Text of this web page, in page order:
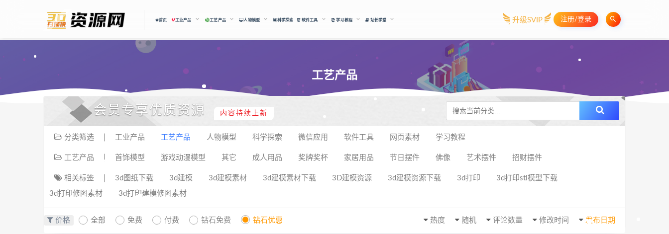
首页 工业产品 工艺产品 人物模型 科学探索 软件工具 学习教程 站长学堂 升级SVIP 注册/登录
工艺产品
会员专享优质资源 内容持续上新
分类筛选 工业产品 工艺产品 人物模型 科学探索 微信应用 软件工具 网页素材 学习教程
工艺产品 首饰模型 游戏动漫模型 其它 成人用品 奖牌奖杯 家居用品 节日摆件 佛像 艺术摆件 招财摆件
相关标签 3d图纸下载 3d建模 3d建模素材 3d建模素材下载 3D建模资源 3d建模资源下载 3d打印 3d打印stl模型下载
3d打印修图素材 3d打印建模修图素材
价格 全部 免费 付费 钻石免费 钻石优惠 发布日期
修改时间
评论数量
随机
热度